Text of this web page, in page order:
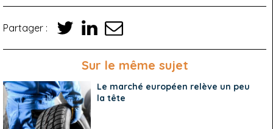
Partager :
Sur le même sujet
Le marché européen relève un peu
la tête